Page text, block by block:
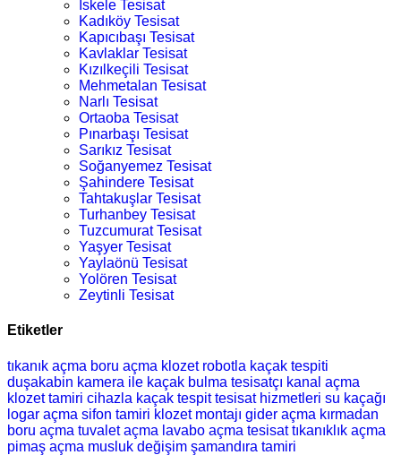
İskele Tesisat
Kadıköy Tesisat
Kapıcıbaşı Tesisat
Kavlaklar Tesisat
Kızılkeçili Tesisat
Mehmetalan Tesisat
Narlı Tesisat
Ortaoba Tesisat
Pınarbaşı Tesisat
Sarıkız Tesisat
Soğanyemez Tesisat
Şahindere Tesisat
Tahtakuşlar Tesisat
Turhanbey Tesisat
Tuzcumurat Tesisat
Yaşyer Tesisat
Yaylaönü Tesisat
Yolören Tesisat
Zeytinli Tesisat
Etiketler
tıkanık açma boru açma klozet robotla kaçak tespiti
duşakabin kamera ile kaçak bulma tesisatçı kanal açma
klozet tamiri cihazla kaçak tespit tesisat hizmetleri su kaçağı
logar açma sifon tamiri klozet montajı gider açma kırmadan
boru açma tuvalet açma lavabo açma tesisat tıkanıklık açma
pimaş açma musluk değişim şamandıra tamiri